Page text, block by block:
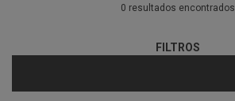
0 resultados encontrados
FILTROS